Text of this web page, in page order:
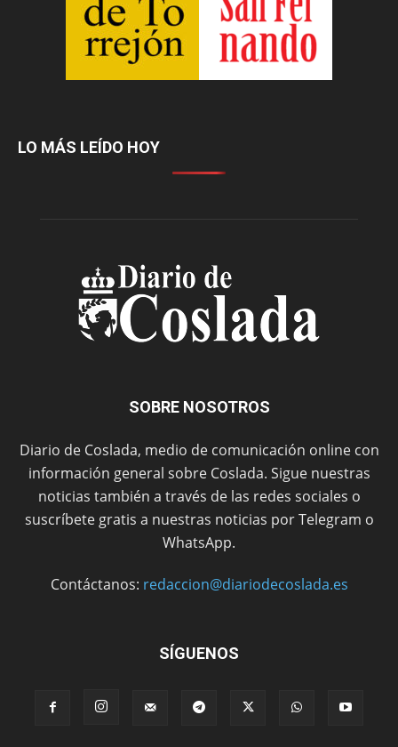
LO MÁS LEÍDO HOY
SOBRE NOSOTROS
Diario de Coslada, medio de comunicación online con
información general sobre Coslada. Sigue nuestras
noticias también a través de las redes sociales o
suscríbete gratis a nuestras noticias por Telegram o
WhatsApp.
Contáctanos: redaccion@diariodecoslada.es
SÍGUENOS